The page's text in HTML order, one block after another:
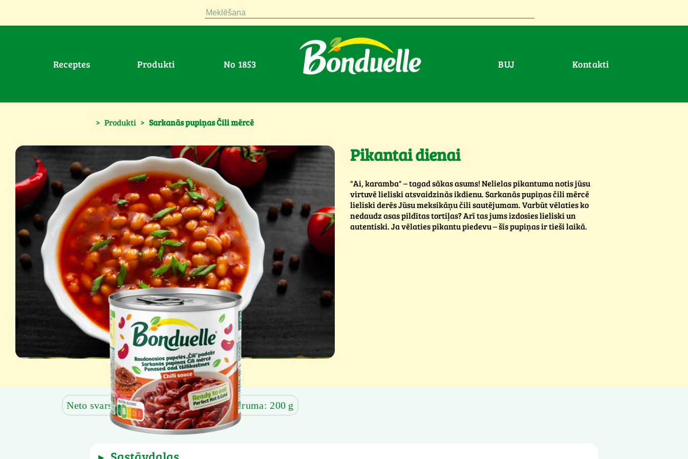
Meklēšana
Receptes Produkti No 1853 BUJ Kontakti
> Produkti > Sarkanās pupiņas Čili mērcē
Pikantai dienai
"Ai, karamba" – tagad sākas asums! Nelielas pikantuma notis jūsu
virtuvē lieliski atsvaidzinās ikdienu. Sarkanās pupiņas čili mērcē
lieliski derēs Jūsu meksikāņu čili sautējumam. Varbūt vēlaties ko
nedaudz asas pildītas tortiļas? Arī tas jums izdosies lieliski un
autentiski. Ja vēlaties pikantu piedevu – šīs pupiņas ir tieši laikā.
Neto svars: 430 g Neto svars bez šķidruma: 200 g
▶